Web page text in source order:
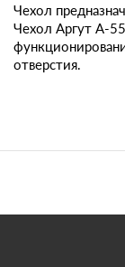
Чехол
Чехол Аргут А-
отверстия.